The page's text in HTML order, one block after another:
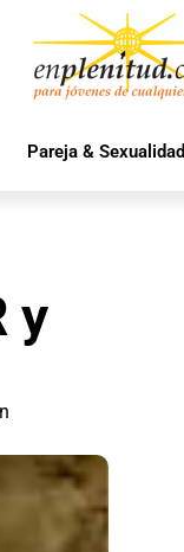
Pareja & Sexualidad
y